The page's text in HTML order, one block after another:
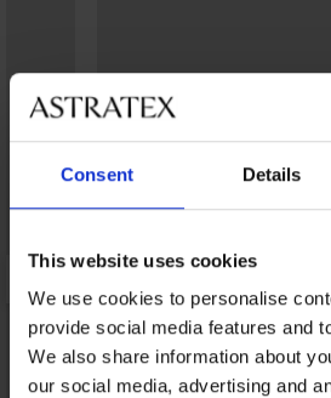
Consent Details
This website uses cookies
We use cookies to personalise
provide social media features and
We also share information about
our social media, advertising and